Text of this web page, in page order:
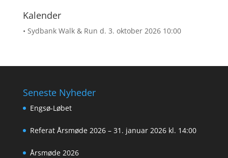
Kalender
• Sydbank Walk & Run d. 3. oktober 2026 10:00
Seneste Nyheder
Engsø-Løbet
Referat Årsmøde 2026 – 31. januar 2026 kl. 14:00
Årsmøde 2026